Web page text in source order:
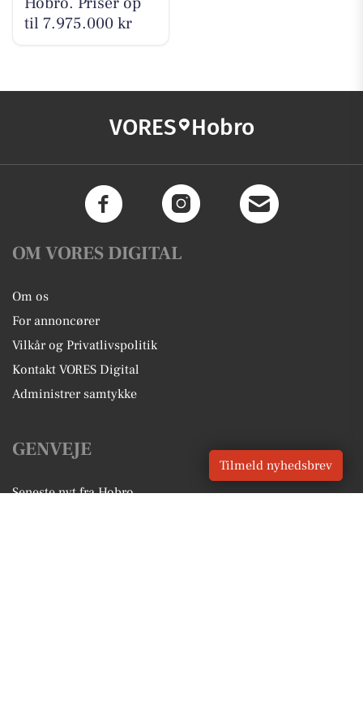
til 7.975.000 kr
VORES Hobro
OM VORES DIGITAL
Om os
For annoncører
Vilkår og Privatlivspolitik
Kontakt VORES Digital
Administrer samtykke
GENVEJE
Seneste nyt fra Hobro
Tilmeld nyhedsbrev